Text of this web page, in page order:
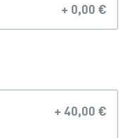
+ 0,00 €
+40,00 €